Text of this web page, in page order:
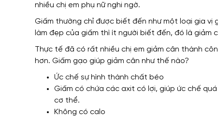
nhiều chị em phụ nữ nghi ngờ.
Giấm thường chỉ được biết đến như một loại gia vị
làm đẹp của giấm thì ít người biết đến, đó là giảm
Thực tế đã có rất nhiều chị em giảm cân thành
hơn. Giấm gạo giúp giảm cân như thế nào?
Ức chế sự hình thành chất béo
Giấm có chứa các axit có lợi, giúp ức chế
cơ thể.
Không có calo